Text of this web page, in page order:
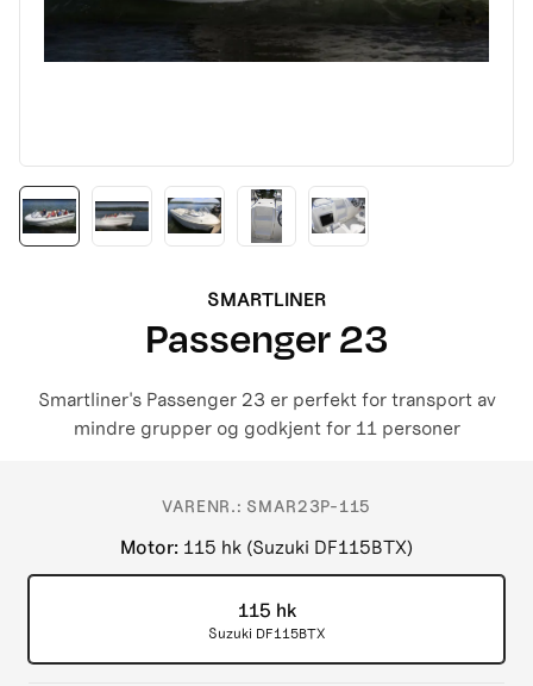
SMARTLINER
Passenger 23
Smartliner's Passenger 23 er perfekt for transport av
mindre grupper og godkjent for 11 personer
VARENR.: SMAR23P-115
Motor: 115 hk (Suzuki DF115BTX)
115 hk
Suzuki DF115BTX